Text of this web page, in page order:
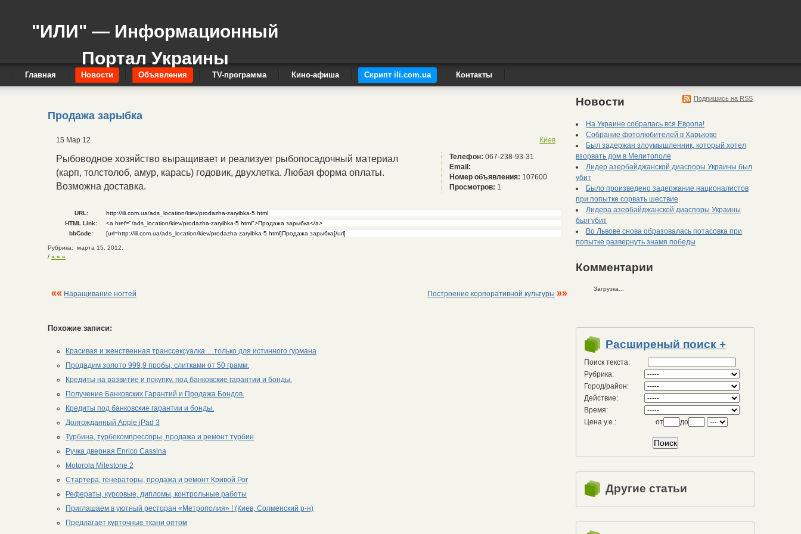
"ИЛИ" — Информационный
Портал Украины
Главная Новости Объявления TV-программа Кино-афиша Скрипт ili.com.ua Контакты
Продажа зарыбка
15 Мар 12 Киев
Рыбоводное хозяйство выращивает и реализует рыбопосадочный материал
(карп, толстолоб, амур, карась) годовик, двухлетка. Любая форма оплаты.
Возможна доставка.
Телефон: 067-238-93-31
Email:
Номер объявления: 107600
Просмотров: 1
URL:
HTML Link:
bbCode:
Рубрика: марта 15, 2012.
/ » » »
«« Наращивание ногтей Построение корпоративной культуры »»
Похожие записи:
Красивая и женственная транссексуалка …только для истинного гурмана
Продадим золото 999,9 пробы, слитками от 50 грамм.
Кредиты на развитие и покупку, под банковские гарантии и бонды.
Получение Банковских Гарантий и Продажа Бондов.
Кредиты под банковские гарантии и бонды.
Долгожданный Apple iPad 3
Турбина, турбокомпрессоры, продажа и ремонт турбин
Ручка дверная Enrico Cassina
Motorola Milestone 2
Стартера, генераторы, продажа и ремонт Кривой Рог
Рефераты, курсовые, дипломы, контрольные работы
Приглашаем в уютный ресторан «Метрополия» ! (Киев, Солменский р-н)
Предлагает курточные ткани оптом
Подпишись на RSS
Новости
На Украине собралась вся Европа!
Собрание фотолюбителей в Харькове
Был задержан злоумышленник, который хотел
взорвать дом в Мелитополе
Лидер азербайджанской диаспоры Украины был
убит
Было произведено задержание националистов
при попытке сорвать шествие
Лидера азербайджанской диаспоры Украины
был убит
Во Львове снова образовалась потасовка при
попытке развернуть знамя победы
Комментарии
Загрузка...
Расширеный поиск +
Поиск текста:
Рубрика:
Город/район:
Действие:
Время:
Цена у.е.:
от до
Другие статьи